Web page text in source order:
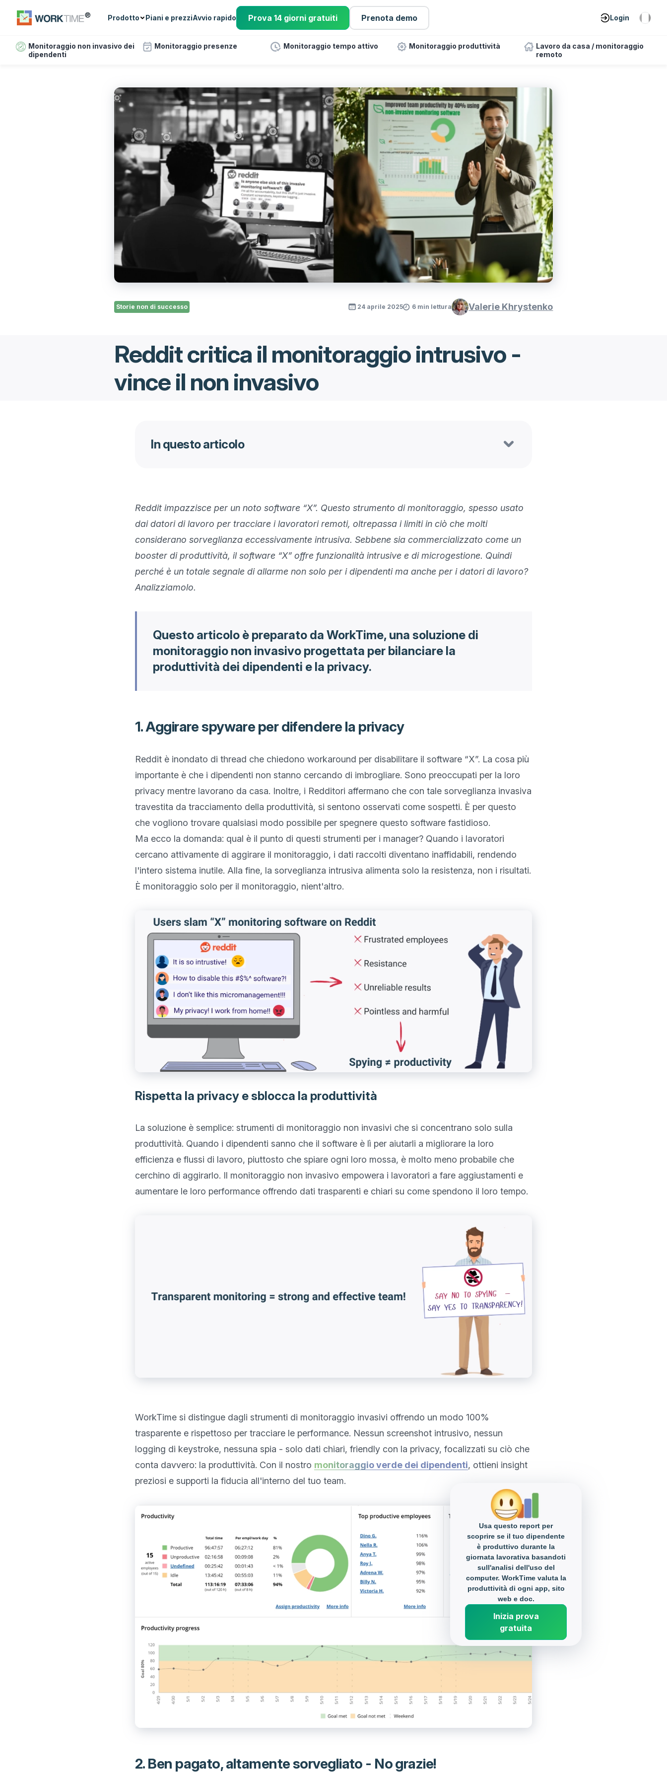
Prodotto Piani e prezziAvvio rapido Prova 14 giorni gratuiti Prenota demo Login
Monitoraggio non invasivo dei
dipendenti
Monitoraggio presenze Monitoraggio tempo attivo Monitoraggio produttività
Lavoro da casa / monitoraggio
remoto
Storie non di successo 24 aprile 2025 6 min lettura Valerie Khrystenko
Reddit critica il monitoraggio intrusivo -
vince il non invasivo
In questo articolo
Reddit impazzisce per un noto software “X”. Questo strumento di monitoraggio, spesso usato
dai datori di lavoro per tracciare i lavoratori remoti, oltrepassa i limiti in ciò che molti
considerano sorveglianza eccessivamente intrusiva. Sebbene sia commercializzato come un
booster di produttività, il software “X” offre funzionalità intrusive e di microgestione. Quindi
perché è un totale segnale di allarme non solo per i dipendenti ma anche per i datori di lavoro?
Analizziamolo.
Questo articolo è preparato da WorkTime, una soluzione di
monitoraggio non invasivo progettata per bilanciare la
produttività dei dipendenti e la privacy.
1. Aggirare spyware per difendere la privacy
Reddit è inondato di thread che chiedono workaround per disabilitare il software “X”. La cosa più
importante è che i dipendenti non stanno cercando di imbrogliare. Sono preoccupati per la loro
privacy mentre lavorano da casa. Inoltre, i Redditori affermano che con tale sorveglianza invasiva
travestita da tracciamento della produttività, si sentono osservati come sospetti. È per questo
che vogliono trovare qualsiasi modo possibile per spegnere questo software fastidioso.
Ma ecco la domanda: qual è il punto di questi strumenti per i manager? Quando i lavoratori
cercano attivamente di aggirare il monitoraggio, i dati raccolti diventano inaffidabili, rendendo
l'intero sistema inutile. Alla fine, la sorveglianza intrusiva alimenta solo la resistenza, non i risultati.
Rispetta la privacy e sblocca la produttività
La soluzione è semplice: strumenti di monitoraggio non invasivi che si concentrano solo sulla
produttività. Quando i dipendenti sanno che il software è lì per aiutarli a migliorare la loro
efficienza e flussi di lavoro, piuttosto che spiare ogni loro mossa, è molto meno probabile che
cerchino di aggirarlo. Il monitoraggio non invasivo empowera i lavoratori a fare aggiustamenti e
WorkTime si distingue dagli strumenti di monitoraggio invasivi offrendo un modo 100%
trasparente e rispettoso per tracciare le performance. Nessun screenshot intrusivo, nessun
logging di keystroke, nessuna spia - solo dati chiari, friendly con la privacy, focalizzati su ciò che
conta davvero: la produttività. Con il nostro monitoraggio verde dei dipendenti, ottieni insight
Usa questo report per
scoprire se il tuo dipendente
è produttivo durante la
giornata lavorativa basandoti
sull'analisi dell'uso del
computer. WorkTime valuta la
produttività di ogni app, sito
web e doc.
Inizia prova
gratuita
2. Ben pagato, altamente sorvegliato - No grazie!